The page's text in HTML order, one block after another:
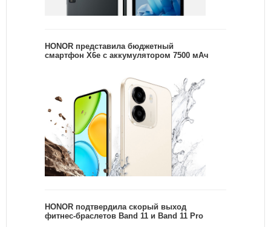
HONOR представила бюджетный
смартфон X6e с аккумулятором 7500 мАч
HONOR подтвердила скорый выход
фитнес-браслетов Band 11 и Band 11 Pro